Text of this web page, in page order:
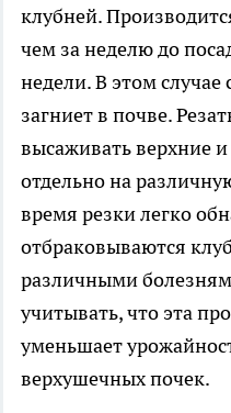
клубней.
чем за неделю до
недели. В этом случае
загниет в почве.
высаживать верхние
отдельно на
время резки легко
отбраковываются
различными
учитывать, что эта
уменьшает
верхушечных почек.